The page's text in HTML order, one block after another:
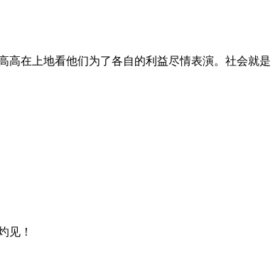
高在上地看他们为了各自的利益尽情表演。社会就是
见！